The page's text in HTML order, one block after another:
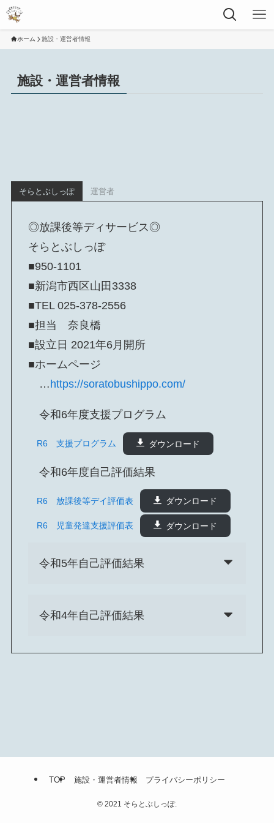
ホーム 施設・運営者情報
施設・運営者情報
そらとぶしっぽ 運営者
◎放課後等ディサービス◎
そらとぶしっぽ
■950-1101
■新潟市西区山田3338
■TEL 025-378-2556
■担当 奈良橋
■設立日 2021年6月開所
■ホームページ
… https://soratobushippo.com/
令和6年度支援プログラム
R6 支援プログラム ダウンロード
令和6年度自己評価結果
R6 放課後等デイ評価表 ダウンロード
R6 児童発達支援評価表 ダウンロード
令和5年自己評価結果
令和4年自己評価結果
TOP 施設・運営者情報 プライバシーポリシー
© 2021 そらとぶしっぽ.